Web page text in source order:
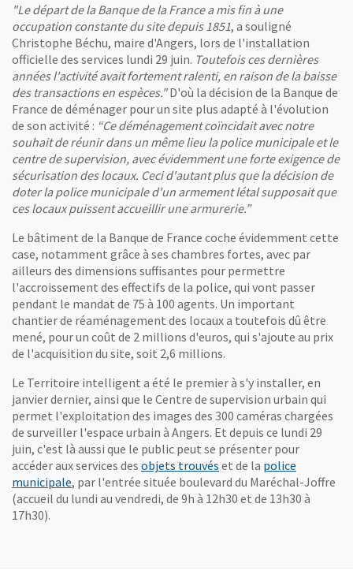
"Le départ de la Banque de la France a mis fin à une
occupation constante du site depuis 1851, a souligné
Christophe Béchu, maire d'Angers, lors de l'installation
officielle des services lundi 29 juin. Toutefois ces dernières
années l'activité avait fortement ralenti, en raison de la baisse
des transactions en espèces."D'où la décision de la Banque de
France de déménager pour un site plus adapté à l'évolution
de son activité : “Ce déménagement coïncidait avec notre
souhait de réunir dans un même lieu la police municipale et le
centre de supervision, avec évidemment une forte exigence de
sécurisation des locaux. Ceci d'autant plus que la décision de
doter la police municipale d'un armement létal supposait que
ces locaux puissent accueillir une armurerie.”
Le bâtiment de la Banque de France coche évidemment cette
case, notamment grâce à ses chambres fortes, avec par
ailleurs des dimensions suffisantes pour permettre
l'accroissement des effectifs de la police, qui vont passer
pendant le mandat de 75 à 100 agents. Un important
chantier de réaménagement des locaux a toutefois dû être
mené, pour un coût de 2 millions d'euros, qui s'ajoute au prix
de l'acquisition du site, soit 2,6 millions.
Le Territoire intelligent a été le premier à s'y installer, en
janvier dernier, ainsi que le Centre de supervision urbain qui
permet l'exploitation des images des 300 caméras chargées
de surveiller l'espace urbain à Angers. Et depuis ce lundi 29
juin, c'est là aussi que le public peut se présenter pour
accéder aux services des objets trouvés et de la police
municipale, par l'entrée située boulevard du Maréchal-Joffre
(accueil du lundi au vendredi, de 9h à 12h30 et de 13h30 à
17h30).